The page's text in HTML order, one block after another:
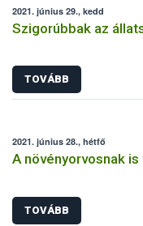
2021. június 29., kedd
Szigorúbbak az
TOVÁBB
2021. június 28., hétfő
A növényorvosnak is
TOVÁBB